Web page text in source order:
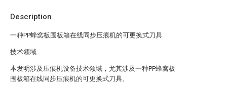
Description
一种PP蜂窝板围板箱在线同步压痕机的可更换式刀具
技术领域
本发明涉及压痕机设备技术领域，尤其涉及一种PP蜂窝板
围板箱在线同步压痕机的可更换式刀具。